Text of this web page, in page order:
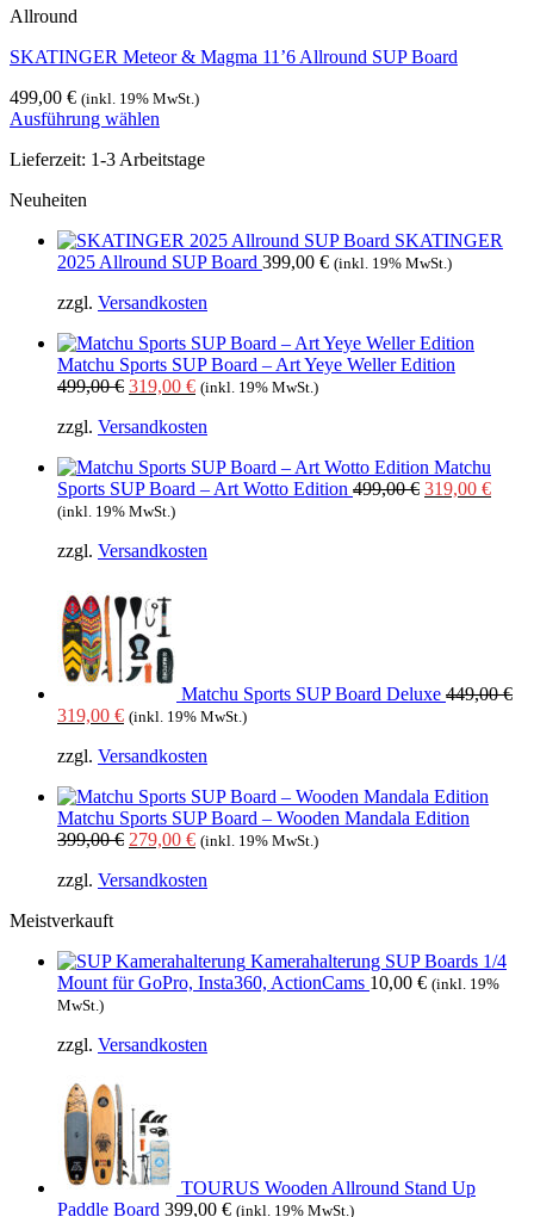
Allround
SKATINGER Meteor & Magma 11’6 Allround SUP Board
499,00 € (inkl. 19% MwSt.)
Ausführung wählen
Produkt
mehrere
können
Produktseite
gewählt
Lieferzeit: 1-3 Arbeitstage
Neuheiten
SKATINGER
2025 Allround SUP Board 399,00 € (inkl. 19% MwSt.)
zzgl. Versandkosten
Matchu Sports SUP Board – Art Yeye Weller Edition
499,00€ Ursprünglicher
war:
319,00 €Aktueller
ist:
(inkl. 19% MwSt.)
zzgl. Versandkosten
Matchu
Sports SUP Board – Art Wotto Edition 499,00€ 319,00 €
(inkl. 19% MwSt.)
zzgl. Versandkosten
Matchu Sports SUP Board Deluxe 449,00€
Ursprünglicher
war:
319,00 €Aktueller
ist:
(inkl. 19% MwSt.)
zzgl. Versandkosten
Matchu Sports SUP Board – Wooden Mandala Edition
399,00€ Ursprünglicher
war:
279,00 €Aktueller
ist:
(inkl. 19% MwSt.)
zzgl. Versandkosten
Meistverkauft
Kamerahalterung SUP Boards 1/4
Mount für GoPro, Insta360, ActionCams 10,00 € (inkl. 19%
MwSt.)
zzgl. Versandkosten
TOURUS Wooden Allround Stand Up
Paddle Board 399,00 € (inkl. 19% MwSt.)